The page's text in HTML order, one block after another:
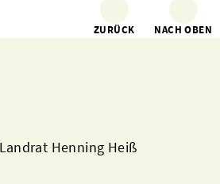
ZURÜCK NACH OBEN
Henning Heiß